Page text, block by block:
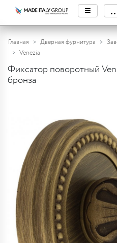
≡
Главная Дверная фурнитура
Venezia
Фиксатор поворотный
бронза